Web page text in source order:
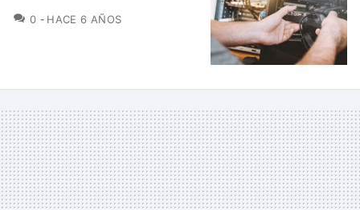
0 COMENTARIOS
HACE 6 AÑOS